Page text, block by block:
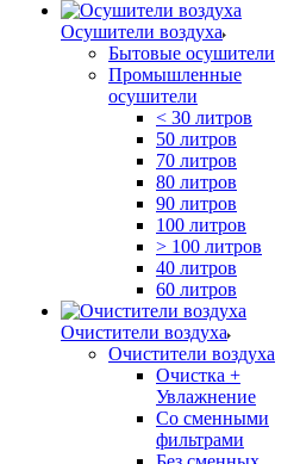
Осушители воздуха
Бытовые осушители
Промышленные
осушители
< 30 литров
50 литров
70 литров
80 литров
90 литров
100 литров
> 100 литров
40 литров
60 литров
Очистители воздуха
Очистители воздуха
Очистка +
Увлажнение
Cо сменными
фильтрами